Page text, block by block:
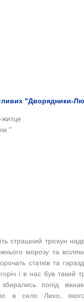
"Дворядники-
житце
страшний тріскун
морозу та
статків та
і в нас був такий
збирались попід
в село Лихо,